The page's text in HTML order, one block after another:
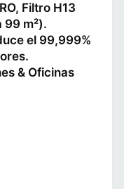
Filtro H13
99 m²).
el 99,999%
& Oficinas